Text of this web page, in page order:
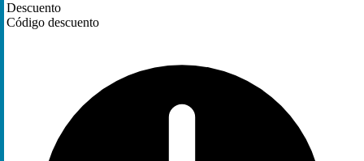
Descuento
Código descuento